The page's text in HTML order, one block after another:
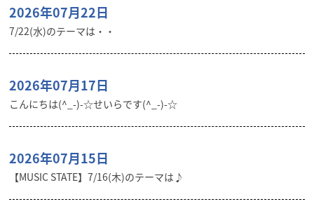
2026年07月22日
7/22(水)のテーマは・・
2026年07月17日
こんにちは(^_-)-☆せいらです(^_-)-☆
2026年07月15日
【MUSIC STATE】7/16(木)のテーマは♪